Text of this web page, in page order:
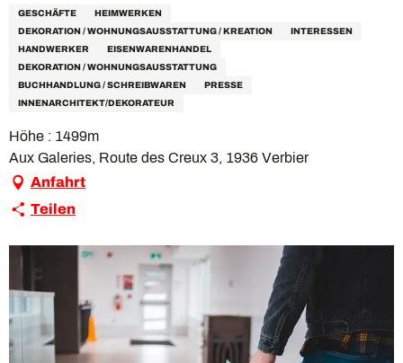
GESCHÄFTE
HEIMWERKEN
DEKORATION / WOHNUNGSAUSSTATTUNG / KREATION
INTERESSEN
HANDWERKER
EISENWARENHANDEL
DEKORATION / WOHNUNGSAUSSTATTUNG
BUCHHANDLUNG / SCHREIBWAREN
PRESSE
INNENARCHITEKT/DEKORATEUR
Höhe : 1499m
Aux Galeries, Route des Creux 3, 1936 Verbier
Anfahrt
Teilen